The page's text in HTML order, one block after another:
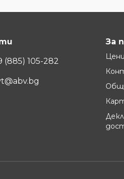
(885) 105-282
За